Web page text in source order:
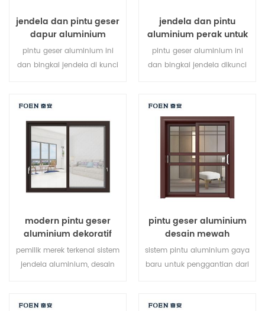
jendela dan pintu geser
dapur aluminium
pintu geser aluminium ini
dan bingkai jendela di kunci
anti-pencurian sangat baik.
jenis pintu bervariasi untuk
arsitektur yang berbeda
jendela dan pintu
aluminium perak untuk
rumah
pintu geser aluminium ini
dan bingkai jendela dikunci
anti-pencurian sangat baik.
berbagai jenis pintu untuk
memenuhi berbagai
kebutuhan arsitektur.
modern pintu geser
aluminium dekoratif
luar ruangan
pemilik merek terkenal sistem
jendela aluminium, desain
pintu geser aluminium
desain mewah
sistem pintu aluminium gaya
baru untuk penggantian dari